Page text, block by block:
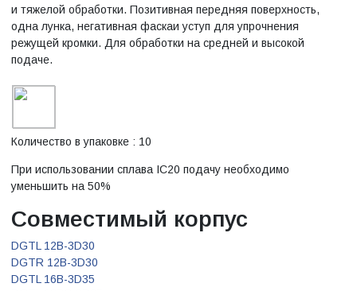
и тяжелой обработки. Позитивная передняя поверхность,
одна лунка, негативная фаскаи уступ для упрочнения
режущей кромки. Для обработки на средней и высокой
подаче.
Количество в упаковке : 10
При использовании сплава IC20 подачу необходимо
уменьшить на 50%
Совместимый корпус
DGTL 12B-3D30
DGTR 12B-3D30
DGTL 16B-3D35